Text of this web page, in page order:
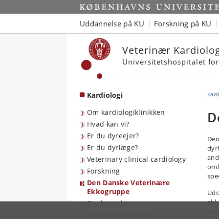
Start
Uddannelse på KU Forskning på KU
Veterinær
Universitetshospitalet
Kardiologi
Om kardiologiklinikken
Hvad kan vi?
Er du dyreejer?
Er du dyrlæge?
Veterinary clinical cardiology
Forskning
Den Danske Veterinære
Ekkogruppe
Studerende